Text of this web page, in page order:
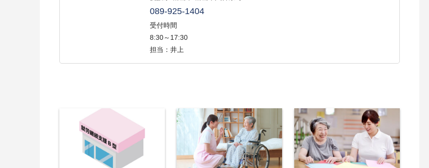
089-925-1404
受付時間
8:30～17:30
担当：井上